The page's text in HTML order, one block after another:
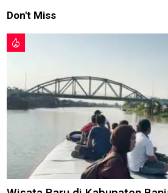
Don't Miss